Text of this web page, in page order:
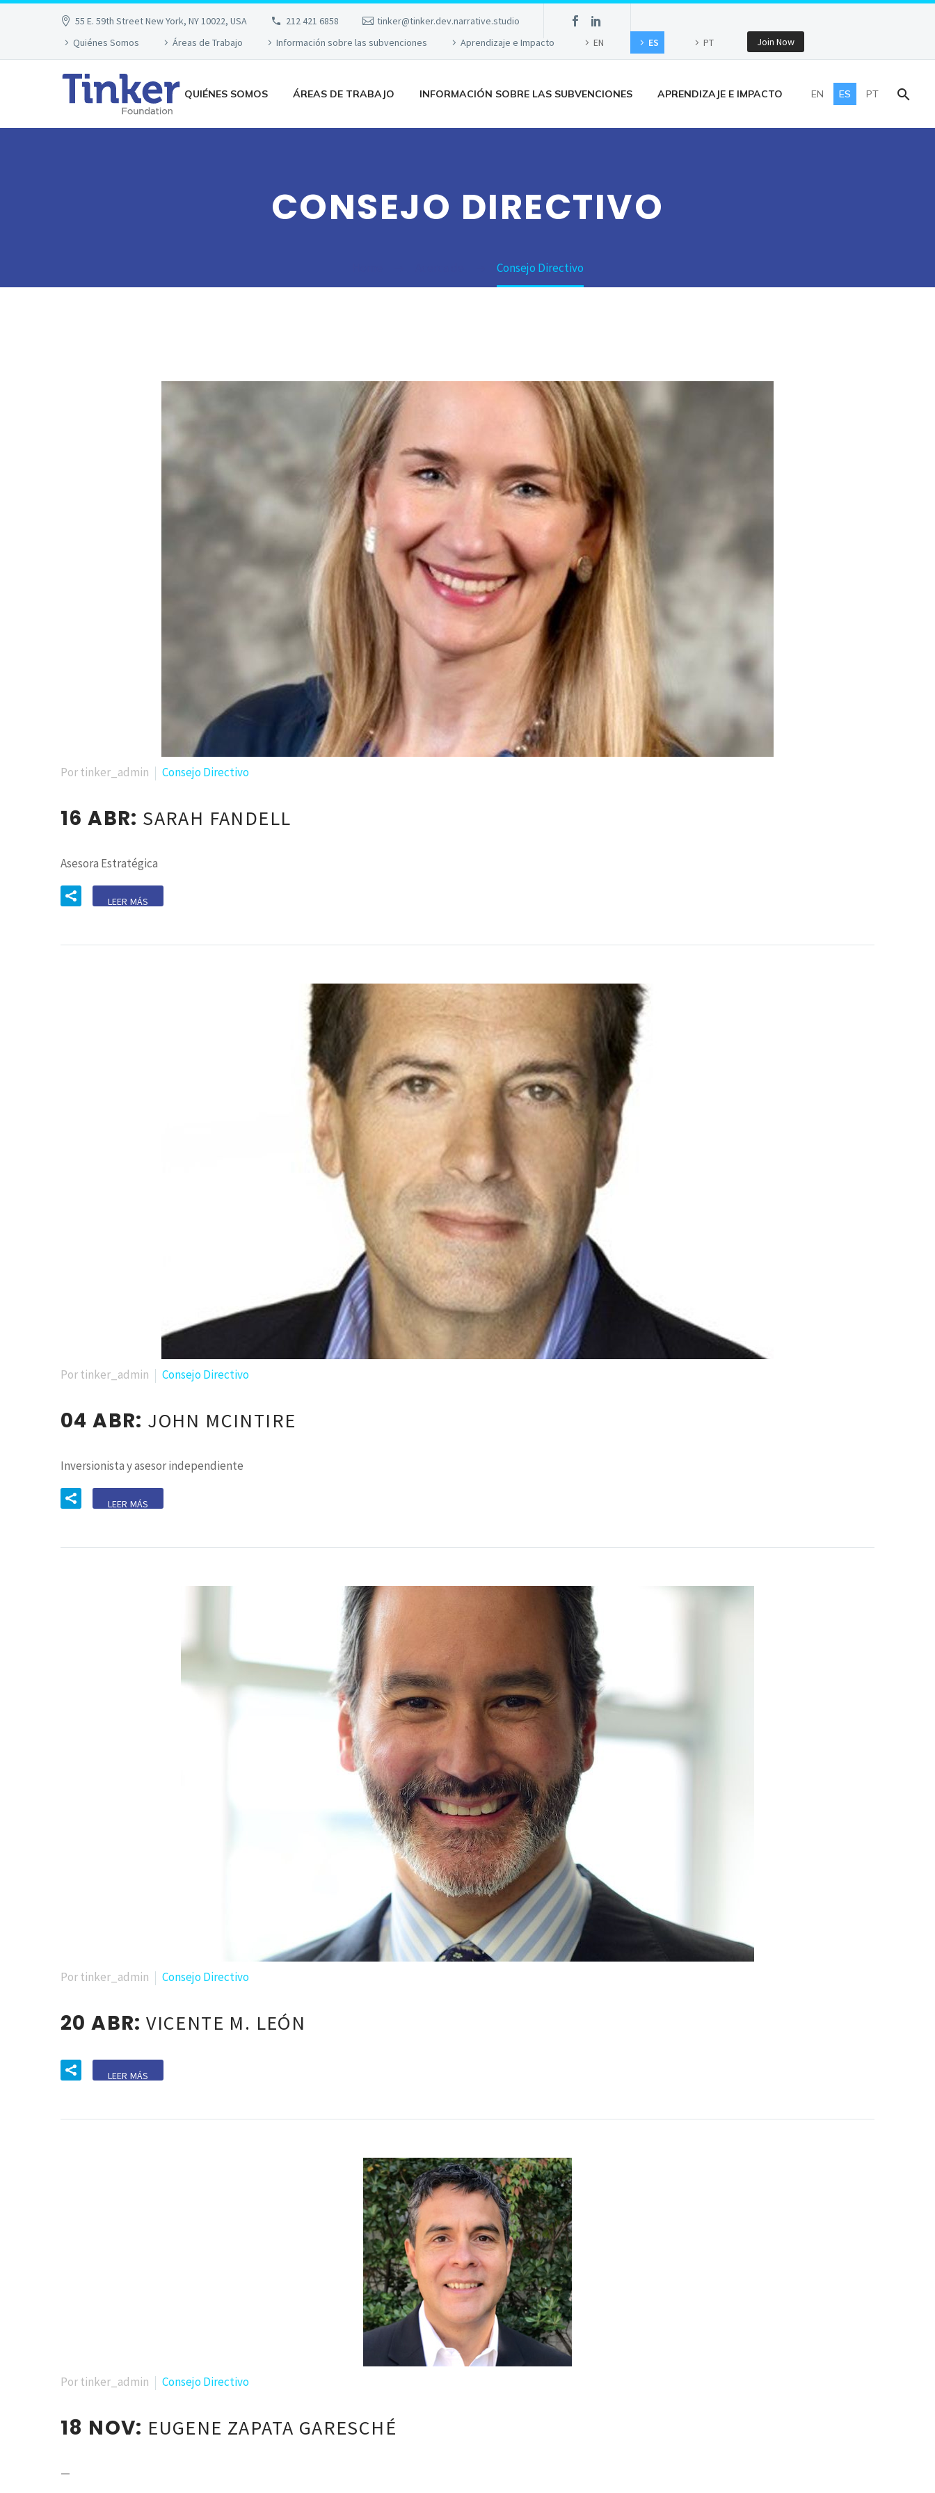
55 E. 59th Street New York, NY 10022, USA 212 421 6858
tinker@tinker.dev.narrative.studio
Quiénes Somos
Áreas de Trabajo Información sobre las subvenciones Aprendizaje e Impacto EN ES PT Join Now
QUIÉNES SOMOS ÁREAS DE TRABAJO INFORMACIÓN SOBRE LAS SUBVENCIONES APRENDIZAJE E IMPACTO EN ES PT
CONSEJO DIRECTIVO
Consejo Directivo
Por tinker_admin Consejo Directivo
16 ABR: SARAH FANDELL
Asesora Estratégica
LEER MÁS
Por tinker_admin Consejo Directivo
04 ABR: JOHN MCINTIRE
Inversionista y asesor independiente
LEER MÁS
Por tinker_admin Consejo Directivo
20 ABR:VICENTE M. LEÓN
LEER MÁS
Por tinker_admin Consejo Directivo
18 NOV: EUGENE ZAPATA GARESCHÉ
—